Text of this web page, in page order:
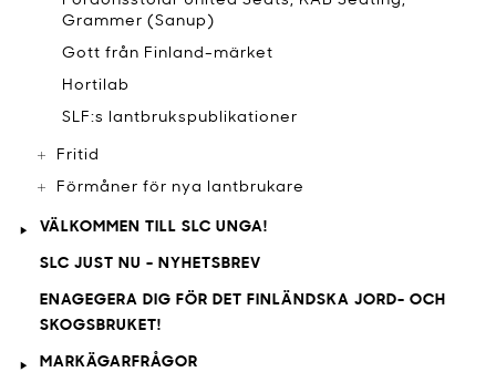
Grammer (Sanup)
​Gott från Finland-märket
​Hortilab
​SLF:s lantbrukspublikationer
Fritid
Förmåner för nya lantbrukare
VÄLKOMMEN TILL SLC UNGA!
SLC JUST NU - NYHETSBREV
ENAGEGERA DIG FÖR DET FINLÄNDSKA JORD- OCH
SKOGSBRUKET!
MARKÄGARFRÅGOR